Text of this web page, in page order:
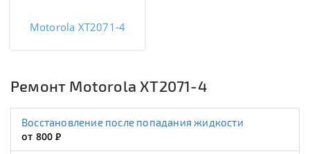
Motorola XT2071-4
Ремонт Motorola XT2071-4
Восстановление после попадания жидкости
от 800Р